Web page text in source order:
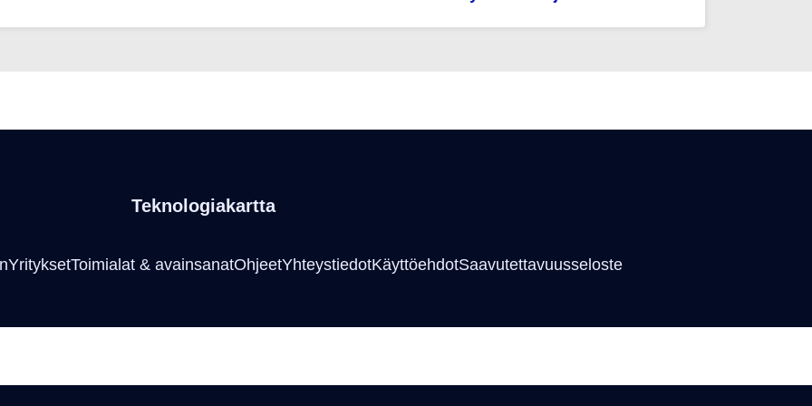
Teknologiakartta
YrityksetToimialat & avainsanatOhjeetYhteystiedotKäyttöehdotSaavutettavuusseloste